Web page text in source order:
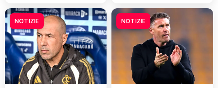
NOTIZIE NOTIZIE